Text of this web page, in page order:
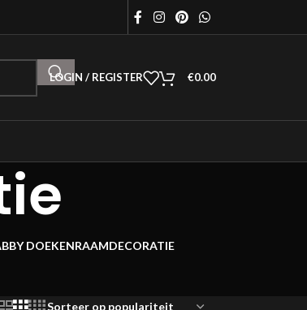
LOGIN / REGISTER €0.00
DOEKENRAAMDECORATIE